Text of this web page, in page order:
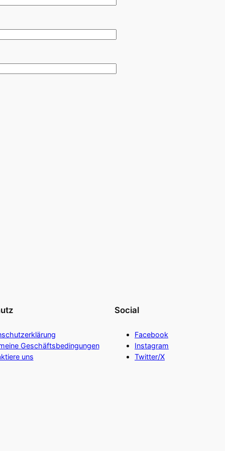
Geschäftsbedingungen
uns
Social
Facebook
Instagram
Twitter/X